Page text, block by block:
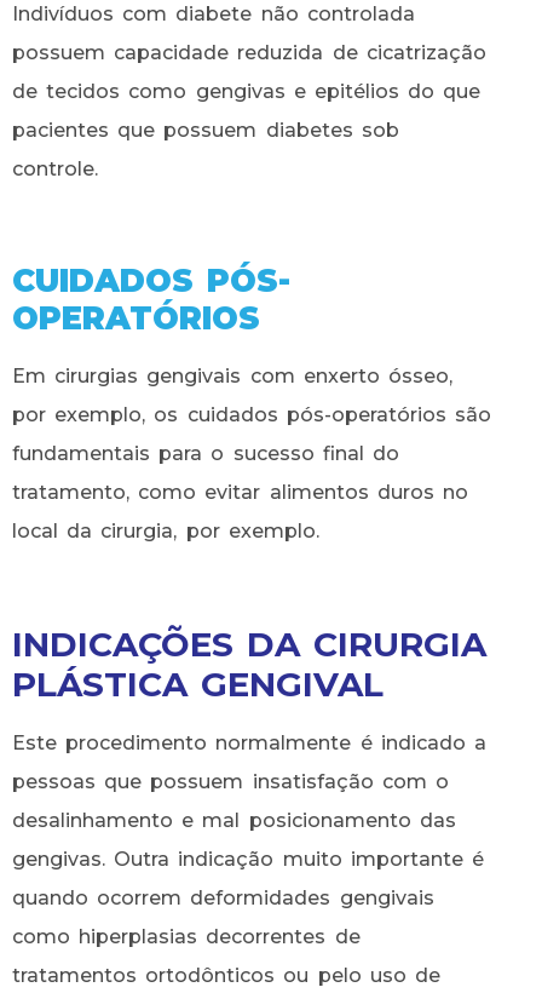
Indivíduos com diabete não controlada
possuem capacidade reduzida de cicatrização
de tecidos como gengivas e epitélios do que
pacientes que possuem diabetes sob
controle.
CUIDADOS PÓS-
OPERATÓRIOS
Em cirurgias gengivais com enxerto ósseo,
por exemplo, os cuidados pós-operatórios são
fundamentais para o sucesso final do
tratamento, como evitar alimentos duros no
local da cirurgia, por exemplo.
INDICAÇÕES DA CIRURGIA
PLÁSTICA GENGIVAL
Este procedimento normalmente é indicado a
pessoas que possuem insatisfação com o
desalinhamento e mal posicionamento das
gengivas. Outra indicação muito importante é
quando ocorrem deformidades gengivais
como hiperplasias decorrentes de
tratamentos ortodônticos ou pelo uso de